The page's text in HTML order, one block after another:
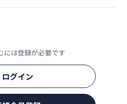
には登録が必要です
ログイン